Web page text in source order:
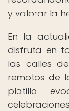
y valorar la
En la
disfruta en
las calles
remotos de
platillo